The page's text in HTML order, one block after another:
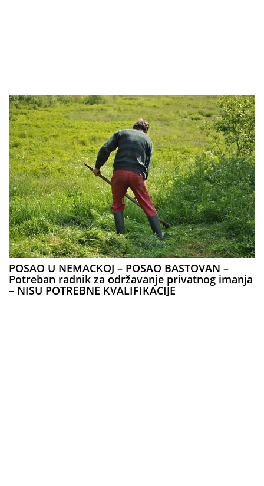
POSAO U NEMACKOJ – POSAO BASTOVAN –
Potreban radnik za održavanje privatnog imanja
– NISU POTREBNE KVALIFIKACIJE